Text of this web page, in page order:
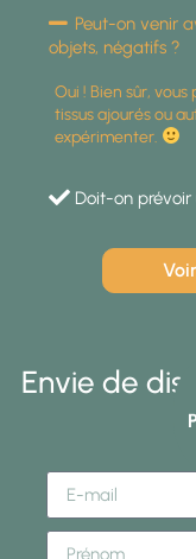
Peut-on venir
objets, négatifs ?
Oui ! Bien sûr,
tissus ajourés ou
expérimenter.
Doit-on
Envie de